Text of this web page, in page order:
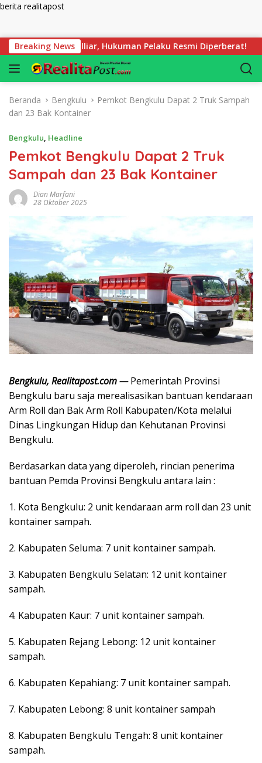
berita realitapost
Breaking News
Milliar, Hukuman Pelaku Resmi Diperberat!
Beranda Bengkulu
Pemkot Bengkulu Dapat 2 Truk Sampah
dan 23 Bak Kontainer
Bengkulu, Headline
Pemkot Bengkulu Dapat 2 Truk
Sampah dan 23 Bak Kontainer
Dian Marfani
28 Oktober 2025
Bengkulu, Realitapost.com — Pemerintah Provinsi
Bengkulu baru saja merealisasikan bantuan kendaraan
Arm Roll dan Bak Arm Roll Kabupaten/Kota melalui
Dinas Lingkungan Hidup dan Kehutanan Provinsi
Bengkulu.
Berdasarkan data yang diperoleh, rincian penerima
bantuan Pemda Provinsi Bengkulu antara lain :
1. Kota Bengkulu: 2 unit kendaraan arm roll dan 23 unit
kontainer sampah.
2. Kabupaten Seluma: 7 unit kontainer sampah.
3. Kabupaten Bengkulu Selatan: 12 unit kontainer
sampah.
4. Kabupaten Kaur: 7 unit kontainer sampah.
5. Kabupaten Rejang Lebong: 12 unit kontainer
sampah.
6. Kabupaten Kepahiang: 7 unit kontainer sampah.
7. Kabupaten Lebong: 8 unit kontainer sampah
8. Kabupaten Bengkulu Tengah: 8 unit kontainer
sampah.